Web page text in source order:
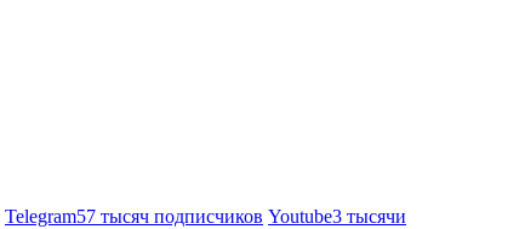
Telegram57 тысяч подписчиков Youtube3 тысячи